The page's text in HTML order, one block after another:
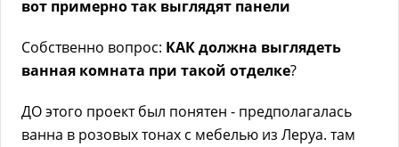
вот примерно так выглядят панели
Собственно вопрос: КАК должна выглядеть
ванная комната при такой отделке?
ДО этого проект был понятен - предполагалась
ванна в розовых тонах с мебелью из Леруа. там